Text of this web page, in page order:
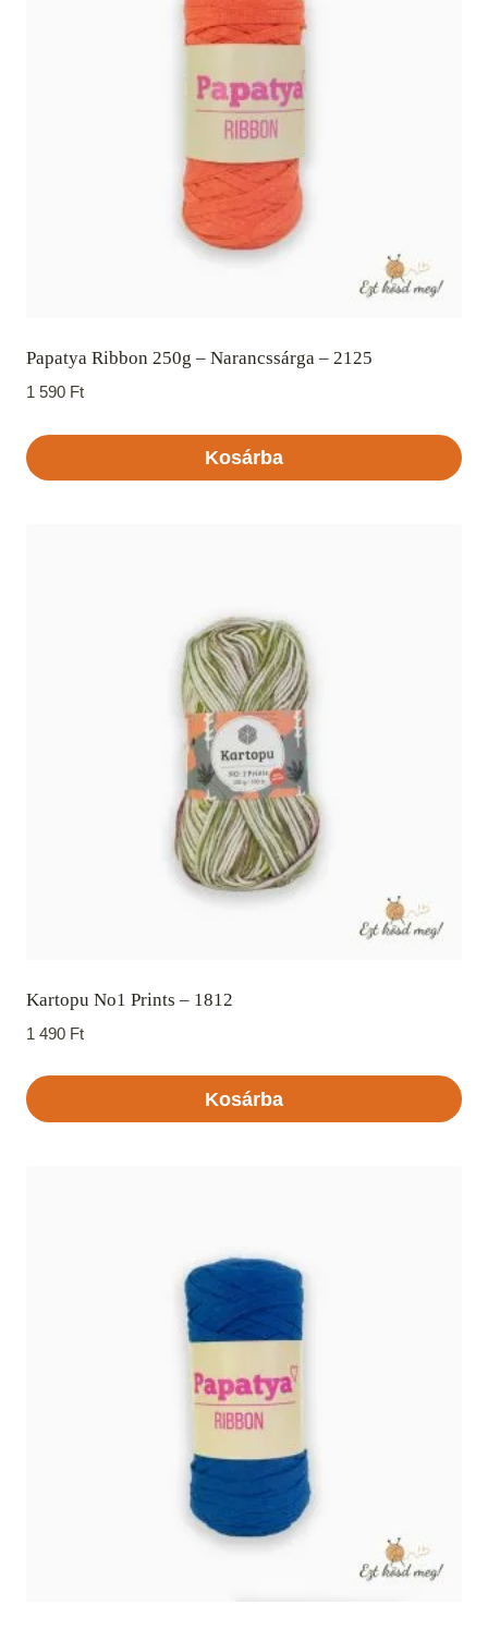
Papatya Ribbon 250g – Narancssárga – 2125
1 590 Ft
Kosárba
Kartopu No1 Prints – 1812
1 490 Ft
Kosárba